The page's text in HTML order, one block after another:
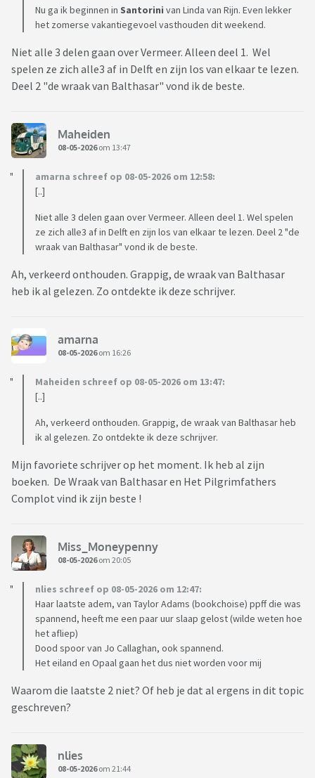
Nu ga ik beginnen in Santorini van Linda van Rijn. Even lekker
het zomerse vakantiegevoel vasthouden dit weekend.
Niet alle 3 delen gaan over Vermeer. Alleen deel 1. Wel
spelen ze zich alle3 af in Delft en zijn los van elkaar te lezen.
Deel 2 "de wraak van Balthasar" vond ik de beste.
Maheiden
08-05-2026om 13:47
amarna schreef op 08-05-2026 om 12:58:
[..]
Niet alle 3 delen gaan over Vermeer. Alleen deel 1. Wel spelen
ze zich alle3 af in Delft en zijn los van elkaar te lezen. Deel 2 "de
wraak van Balthasar" vond ik de beste.
Ah, verkeerd onthouden. Grappig, de wraak van Balthasar
heb ik al gelezen. Zo ontdekte ik deze schrijver.
amarna
08-05-2026om 16:26
Maheiden schreef op 08-05-2026 om 13:47:
[..]
Ah, verkeerd onthouden. Grappig, de wraak van Balthasar heb
ik al gelezen. Zo ontdekte ik deze schrijver.
Mijn favoriete schrijver op het moment. Ik heb al zijn
boeken. De Wraak van Balthasar en Het Pilgrimfathers
Complot vind ik zijn beste !
Miss_Moneypenny
08-05-2026om 20:05
nlies schreef op 08-05-2026 om 12:47:
Haar laatste adem, van Taylor Adams (bookchoise) ppff die was
spannend, heeft me een paar uur slaap gelost (wilde weten hoe
het afliep)
Dood spoor van Jo Callaghan, ook spannend.
Het eiland en Opaal gaan het dus niet worden voor mij
Waarom die laatste 2 niet? Of heb je dat al ergens in dit topic
geschreven?
nlies
08-05-2026om 21:44